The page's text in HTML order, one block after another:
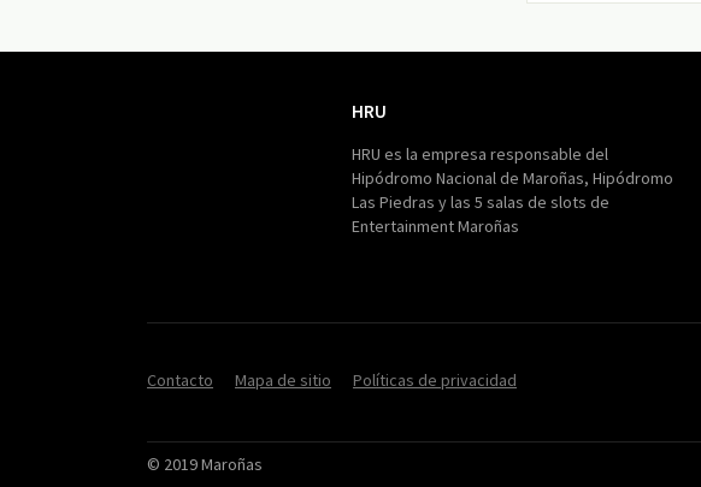
HRU
HRU es la empresa responsable del
Hipódromo Nacional de Maroñas, Hipódromo
Las Piedras y las 5 salas de slots de
Entertainment Maroñas
Contacto Mapa de sitio Políticas de privacidad
© 2019 Maroñas